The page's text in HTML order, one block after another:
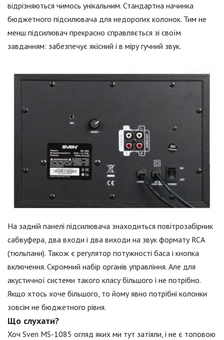
відрізняються чимось унікальним. Стандартна начинка
бюджетного підсилювача для недорогих колонок. Тим не
менш підсилювач прекрасно справляється зі своїм
завданням: забезпечує якісний і в міру гучний звук.
На задній панелі підсилювача знаходиться повітрозабірник
сабвуфера, два входи і два виходи на звук формату RCA
(тюльпани). Також є регулятор потужності баса і кнопка
включення. Скромний набір органів управління. Але для
акустичної системи такого класу більшого і не потрібно.
Якщо хтось хоче більшого, то йому явно потрібні колонки
зовсім не бюджетного рівня.
Що слухати?
Хоч Sven MS-1085 огляд яких ми тут затіяли, і не є топовою